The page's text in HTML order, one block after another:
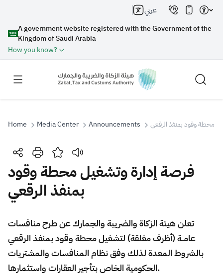
A government website registered with the Government of the
Kingdom of Saudi Arabia
How you know?
عربي
Search
Search Search AI
Suggestions
Zakat Customs VAT
Tax Declaration
Real Estate Transactions
Home Media Center Announcements محطة وقود بمنفذ الرقعي
فرصة إدارة وتشغيل محطة وقود
بمنفذ الرقعي
​​​تعلن هيئة الزكاة والضريبة والجمارك عن طرح منافسات
عامــة (أظرف مغلقة) لتشغيل محطة وقود بمنفذ الرقعي
بالشروط المعدة لذلك وفق نظام المنافسات والمشتريات
الحكومية الخاص بتأجير العقارات واستثمارها.